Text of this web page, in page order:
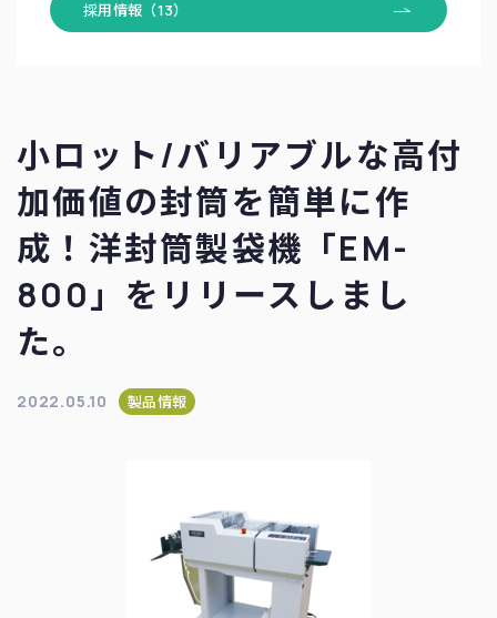
採用情報（13）
小ロット/バリアブルな高付
加価値の封筒を簡単に作
成！洋封筒製袋機「EM-
800」をリリースしまし
た。
2022.05.10 製品情報